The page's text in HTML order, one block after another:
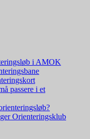
i AMOK
passere i et
Orienteringsklub